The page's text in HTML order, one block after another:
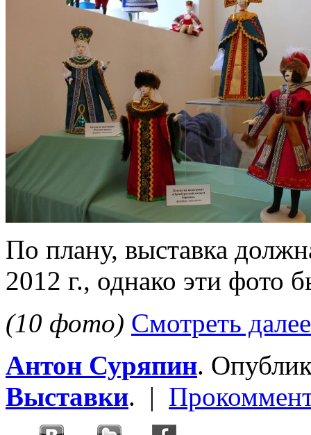
По плану, выставка
2012 г., однако эти фото
(10 фото) Смотреть
Антон Суряпин.
Выставки. |